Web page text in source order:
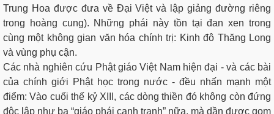
Trung Hoa được đưa về Đại Việt và lập giảng đường riêng
trong hoàng cung). Những phái này tồn tại đan xen trong
cùng một không gian văn hóa chính trị: Kinh đô Thăng Long
và vùng phụ cận.
Các nhà nghiên cứu Phật giáo Việt Nam hiện đại - và các bài
của chính giới Phật học trong nước - đều nhấn mạnh một
điểm: Vào cuối thế kỷ XIII, các dòng thiền đó không còn đứng
độc lập như ba “giáo phái cạnh tranh” nữa, mà dần được gom